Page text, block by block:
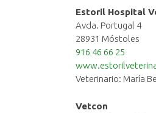
Estoril Hospital
Avda. Portugal 4
28931 Móstoles
916 46 66 25
Veterinario: María
Vetcon